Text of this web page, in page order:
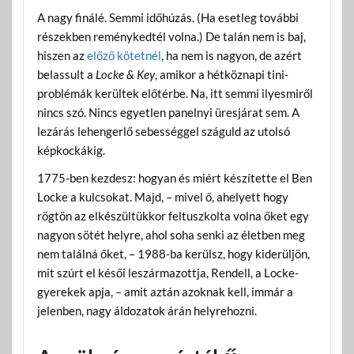
A nagy finálé. Semmi időhúzás. (Ha esetleg további
részekben reménykedtél volna.) De talán nem is baj,
hiszen azelőző kötetnél, ha nem is nagyon, de azért
belassult a Locke & Key, amikor a hétköznapi tini-
problémák kerültek előtérbe. Na, itt semmi ilyesmiről
nincs szó. Nincs egyetlen panelnyi üresjárat sem. A
lezárás lehengerlő sebességgel száguld az utolsó
képkockákig.
1775-ben kezdesz: hogyan és miért készítette el Ben
Locke a kulcsokat. Majd, – mivel ő, ahelyett hogy
rögtön az elkészültükkor feltuszkolta volna őket egy
nagyon sötét helyre, ahol soha senki az életben meg
nem találná őket, – 1988-ba kerülsz, hogy kiderüljön,
mit szúrt el késői leszármazottja, Rendell, a Locke-
gyerekek apja, – amit aztán azoknak kell, immár a
jelenben, nagy áldozatok árán helyrehozni.